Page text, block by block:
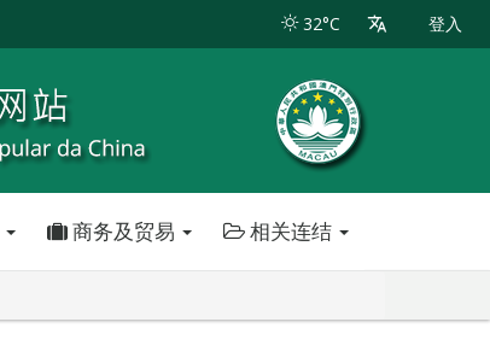
32°C 登入
商务及贸易 相关连结